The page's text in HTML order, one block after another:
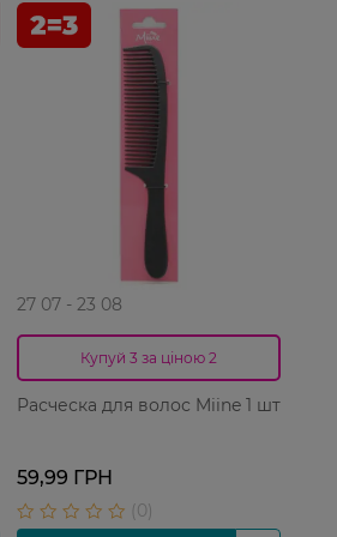
27 07 - 23 08
Купуй 3 за ціною 2
Расческа для волос Miine 1 шт
59,99 ГРН